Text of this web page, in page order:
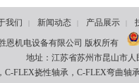
我们 新闻动态 产品展示
恩机电设备有限公司 版权所有
地址：江苏省苏州市昆山市人
FLEX挠性轴承，C-FLEX弯曲